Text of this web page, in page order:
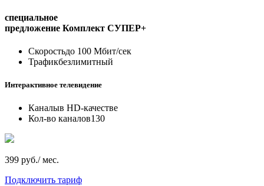
специальное
предложение Комплект СУПЕР+
Скоростьдо 100 Мбит/сек
Трафикбезлимитный
Интерактивное телевидение
Каналыв HD-качестве
Кол-во каналов130
399 руб./ мес.
Подключить тариф